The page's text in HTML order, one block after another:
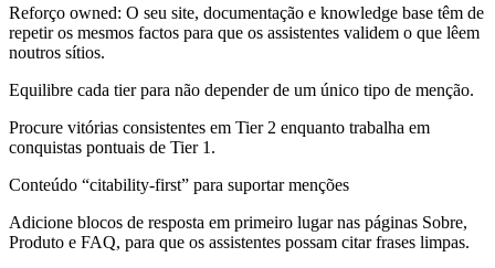
Reforço owned: O seu site, documentação e knowledge base têm de
repetir os mesmos factos para que os assistentes validem o que lêem
noutros sítios.
Equilibre cada tier para não depender de um único tipo de menção.
Procure vitórias consistentes em Tier 2 enquanto trabalha em
conquistas pontuais de Tier 1.
Conteúdo “citability-first” para suportar menções
Adicione blocos de resposta em primeiro lugar nas páginas Sobre,
Produto e FAQ, para que os assistentes possam citar frases limpas.